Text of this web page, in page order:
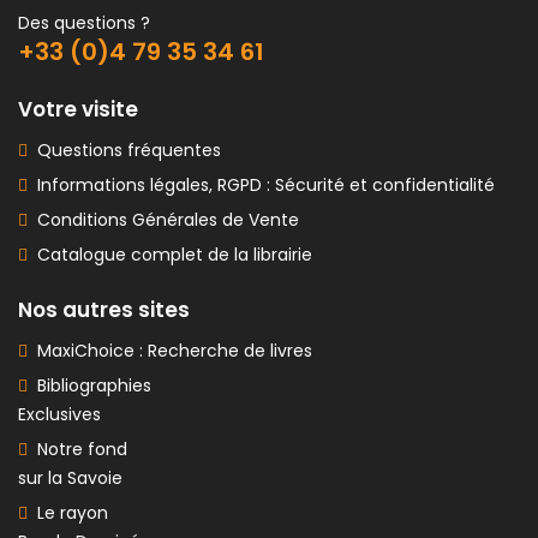
Des questions ?
+33 (0)4 79 35 34 61
Votre visite
Questions fréquentes
Informations légales, RGPD : Sécurité et confidentialité
Conditions Générales de Vente
Catalogue complet de la librairie
Nos autres sites
MaxiChoice : Recherche de livres
Bibliographies
Exclusives
Notre fond
sur la Savoie
Le rayon